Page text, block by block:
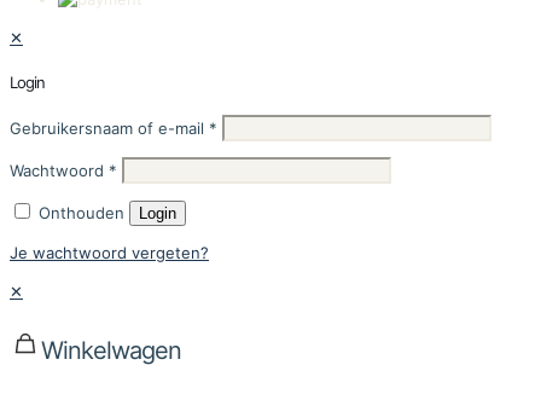
✕
Login
Gebruikersnaam of e-mail *
Wachtwoord *
Onthouden Login
Je wachtwoord vergeten?
✕
Winkelwagen